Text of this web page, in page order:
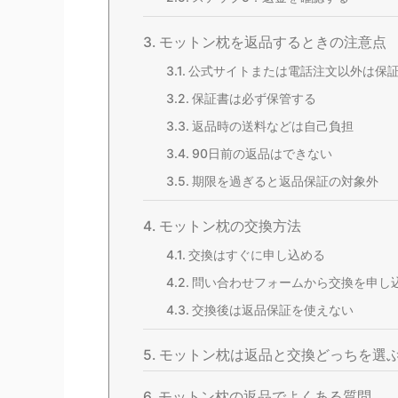
モットン枕を返品するときの注意点
公式サイトまたは電話注文以外は保
保証書は必ず保管する
返品時の送料などは自己負担
90日前の返品はできない
期限を過ぎると返品保証の対象外
モットン枕の交換方法
交換はすぐに申し込める
問い合わせフォームから交換を申し
交換後は返品保証を使えない
モットン枕は返品と交換どっちを選